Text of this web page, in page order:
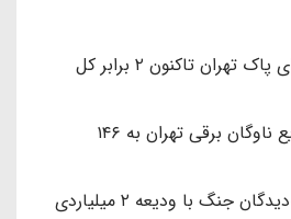
تعداد روزهای با هوای پاک تهران تاکنون ۲ برابر کل
تعداد شارژرهای سریع ناوگان برقی تهران به ۱۴۶
اسکان موقت آسیب‌دیدگان جنگ با ودیعه ۲ میلیاردی